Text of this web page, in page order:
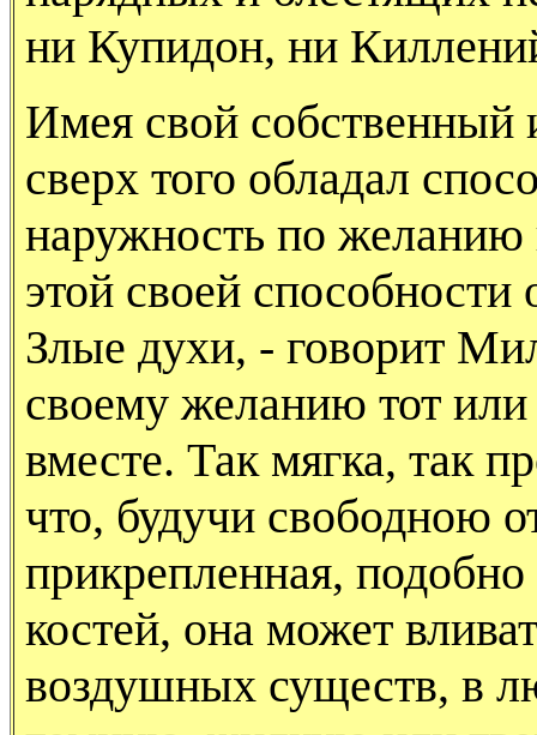
ни Купидон, ни
Имея свой собственный
сверх того обладал
наружность по желанию
этой своей
Злые духи, - говорит
своему желанию тот
вместе. Так мягка, так
что, будучи свободною
прикрепленная,
костей, она может
воздушных существ, в